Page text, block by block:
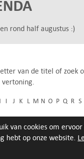
van cookies om
hebt op onze website.
rond half augustus :)
van de titel of zoek
I J K L M N O P Q R S